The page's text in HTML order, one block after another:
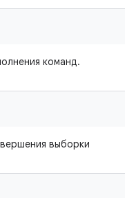
команд.
выборки